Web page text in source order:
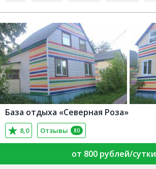
База отдыха «Северная Роза»
8,0 Отзывы 80
от 800 рублей/сутки